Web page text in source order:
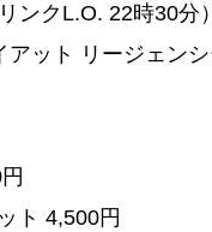
ンクL.O. 22時30分）
ット リージェン
ト 4,500円